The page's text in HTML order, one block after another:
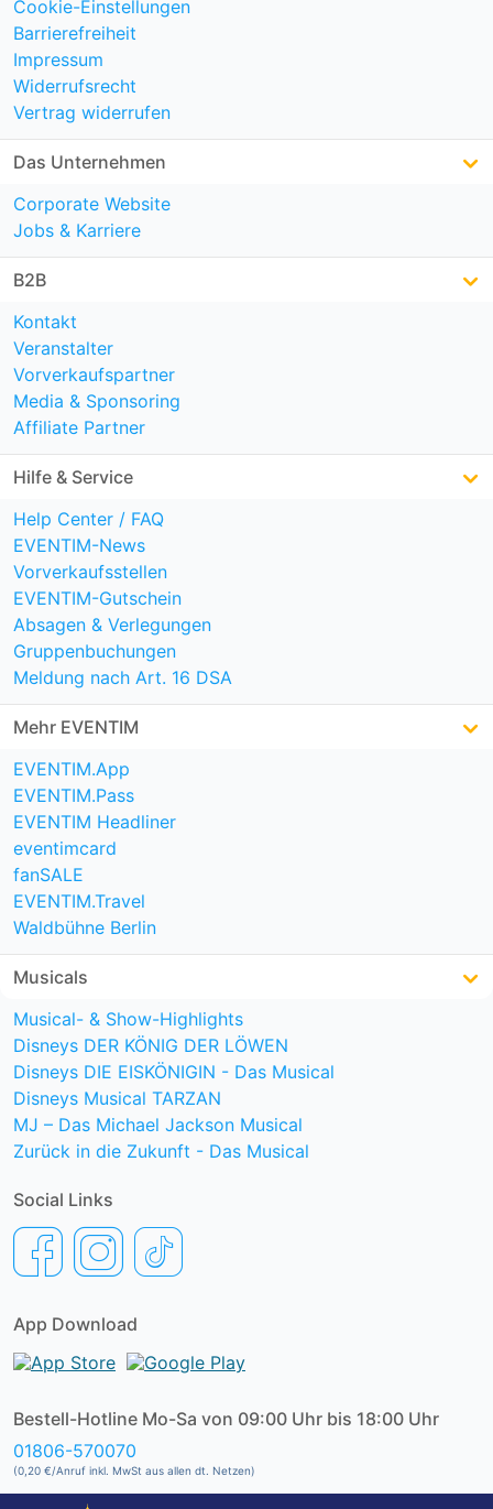
Cookie-Einstellungen
Barrierefreiheit
Impressum
Widerrufsrecht
Vertrag widerrufen
Das Unternehmen
Corporate Website
Jobs & Karriere
B2B
Kontakt
Veranstalter
Vorverkaufspartner
Media & Sponsoring
Affiliate Partner
Hilfe & Service
Help Center / FAQ
EVENTIM-News
Vorverkaufsstellen
EVENTIM-Gutschein
Absagen & Verlegungen
Gruppenbuchungen
Meldung nach Art. 16 DSA
Mehr EVENTIM
EVENTIM.App
EVENTIM.Pass
EVENTIM Headliner
eventimcard
fanSALE
EVENTIM.Travel
Waldbühne Berlin
Musicals
Musical- & Show-Highlights
Disneys DER KÖNIG DER LÖWEN
Disneys DIE EISKÖNIGIN - Das Musical
Disneys Musical TARZAN
MJ – Das Michael Jackson Musical
Zurück in die Zukunft - Das Musical
Social Links
App Download
Bestell-Hotline Mo-Sa von 09:00 Uhr bis 18:00 Uhr
01806-570070
(0,20 €/Anruf inkl. MwSt aus allen dt. Netzen)